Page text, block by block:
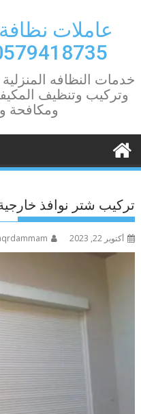
contentعاملات
0549362075
خدمات النظافه
وتركيب وتنظيف
تركيب شتر نوافذ خارجية حفر
أكتوبر 22, 2023